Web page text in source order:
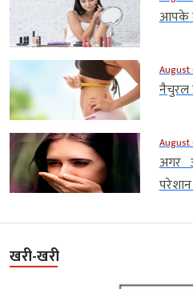
आपके
August
नैचुरल
August
अगर
खरी-खरी